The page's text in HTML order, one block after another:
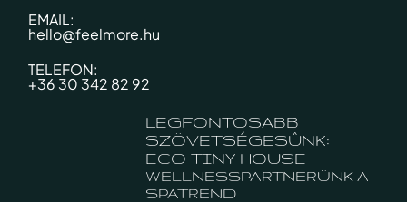
EMAIL:
hello@feelmore.hu
TELEFON:
+36 30 342 82 92
LEGFONTOSABB
SZÖVETSÉGESÛNK:
ECO TINY HOUSE
WELLNESSPARTNERÜNK A
SPATREND